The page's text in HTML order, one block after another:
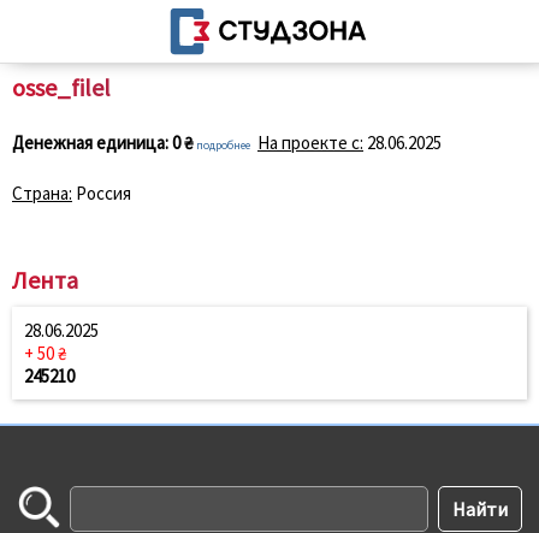
osse_filel
Денежная единица:0 ₴ подробнее На проекте с: 28.06.2025
Страна: Россия
Лента
28.06.2025
+ 50 ₴
245210